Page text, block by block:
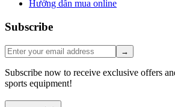
Hướng dẫn mua online
Subscribe
→
Subscribe now to receive exclusive offers
sports equipment!